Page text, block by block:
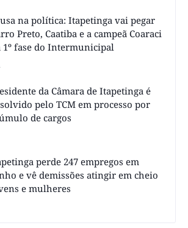
na política: Itapetinga vai pegar
Preto, Caatiba e a campeã Coaraci
1º fase do Intermunicipal
da Câmara de Itapetinga é
pelo TCM em processo por
de cargos
perde 247 empregos em
e vê demissões atingir em cheio
e mulheres